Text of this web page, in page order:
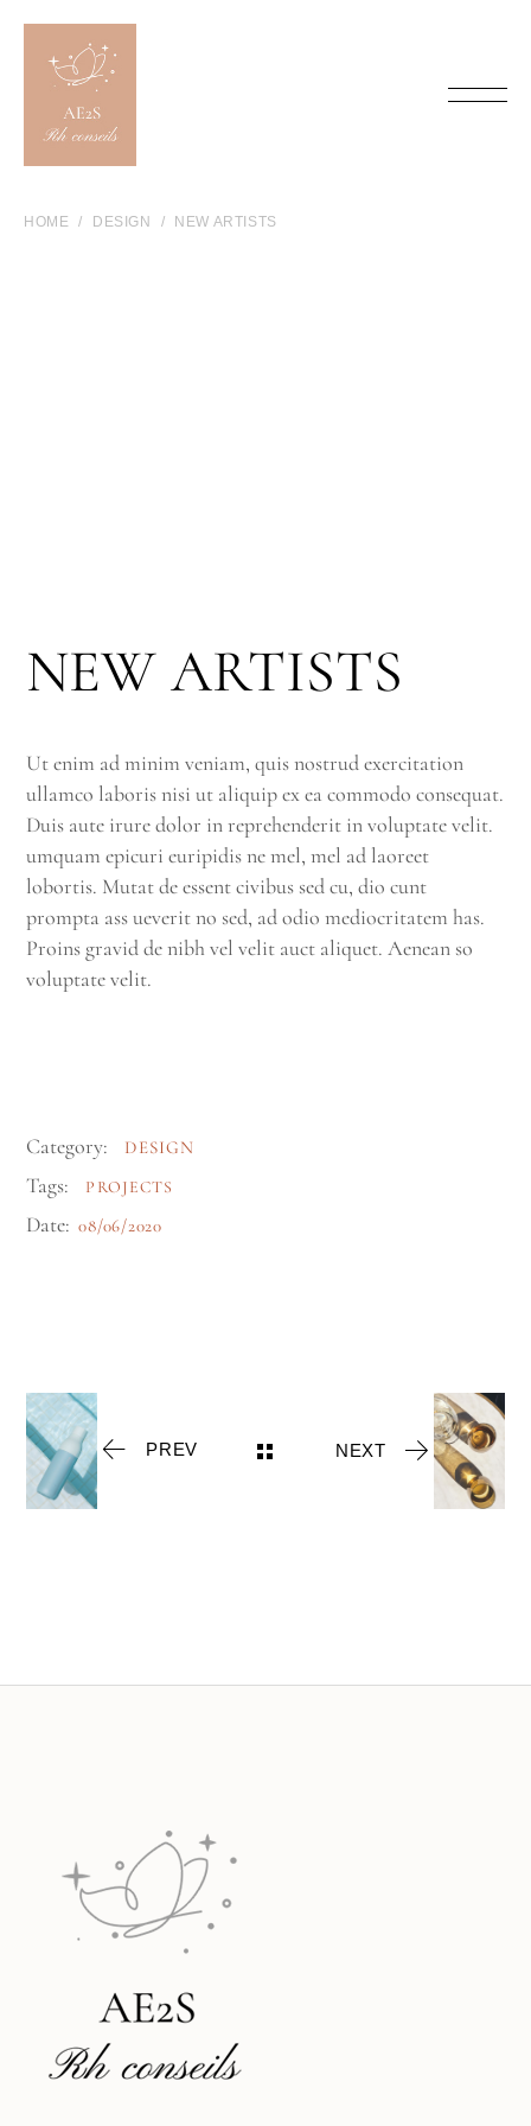
HOME DESIGN NEW ARTISTS
NEW ARTISTS
Ut enim ad minim veniam, quis nostrud exercitation
ullamco laboris nisi ut aliquip ex ea commodo consequat.
Duis aute irure dolor in reprehenderit in voluptate velit.
umquam epicuri euripidis ne mel, mel ad laoreet
lobortis. Mutat de essent civibus sed cu, dio cunt
prompta ass ueverit no sed, ad odio mediocritatem has.
Proins gravid de nibh vel velit auct aliquet. Aenean so
voluptate velit.
Category: DESIGN
Tags: PROJECTS
Date: 08/06/2020
PREV NEXT